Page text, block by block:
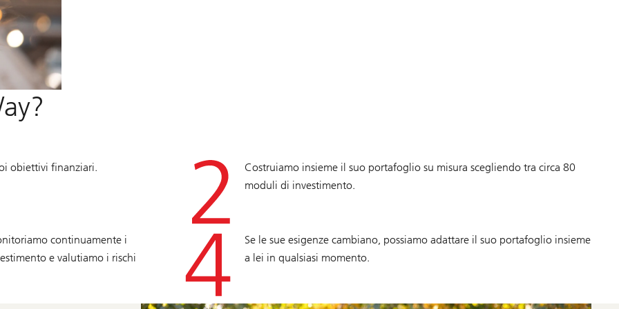
obiettivi finanziari.
Costruiamo insieme il suo portafoglio su misura scegliendo tra circa 80
moduli di investimento.
continuamente i
e valutiamo i rischi
Se le sue esigenze cambiano, possiamo adattare il suo portafoglio insieme
a lei in qualsiasi momento.